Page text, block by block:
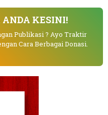
KESINI!
Publikasi ? Ayo Traktir
Cara Berbagai Donasi.